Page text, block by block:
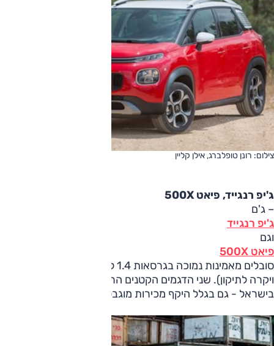
צילום: רונן טופלברג, אילן קליין
ג'יפ רנגייד, פיאט 500X
– ג'ם
ג'יפ רנגייד
וגם
פיאט 500X
סובלים מאמינות נמוכה בגרסאות 1.4
ויקרה לתיקון). שני הדגמים הקטנים הראשונים שהוצעו עם
בישראל - גם בגלל היקף מכירות מוגבל, גם כי אלו לא הוצעו